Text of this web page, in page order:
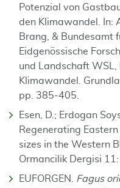
Potenzial von
den Klimawandel. In:
Brang, & Bundesamt
Eidgenössische
und Landschaft
Klimawandel.
pp. 385-405.
Esen, D.; Erdogan
Regenerating
sizes in the Western
Ormancilik Dergisi
EUFORGEN. Fagus